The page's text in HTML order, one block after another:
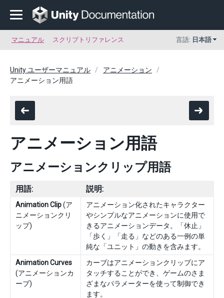
マニュアル スクリプトリファレンス 言語: 日本語
Unity ユーザーマニュアル
アニメーション
アニメーション用語
アニメーション用語
アニメーションクリップ用語
用語: 説明:
Animation Clip(ア
ニメーションクリ
ップ)
アニメーション化されたキャラクター
やシンプルなアニメーションに使用で
きるアニメーションデータ。「休止」
「歩く」「走る」などのある一例の単
純な「ユニット」の動きを含みます。
Animation Curves
(アニメーションカ
ーブ)
カーブはアニメーションクリップにア
タッチすることができ、ゲームのさま
ざまなパラメーターを使って制御でき
ます。